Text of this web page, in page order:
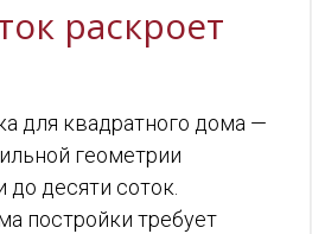
раскроет
для квадратного дома —
геометрии
десяти соток.
постройки требует